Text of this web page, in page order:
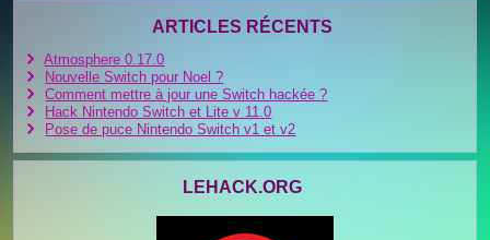
ARTICLES RÉCENTS
Atmosphere 0.17.0
Nouvelle Switch pour Noel ?
Comment mettre à jour une Switch hackée ?
Hack Nintendo Switch et Lite v 11.0
Pose de puce Nintendo Switch v1 et v2
LEHACK.ORG